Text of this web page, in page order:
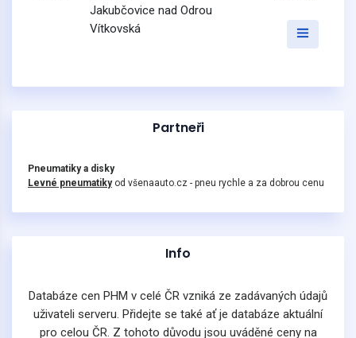
Jakubčovice nad Odrou
Vítkovská
Partneři
Pneumatiky a disky
Levné pneumatikyod všenaauto.cz - pneu rychle a za dobrou cenu
Info
Databáze cen PHM v celé ČR vzniká ze zadávaných údajů
uživateli serveru. Přidejte se také ať je databáze aktuální
pro celou ČR. Z tohoto důvodu jsou uváděné ceny na